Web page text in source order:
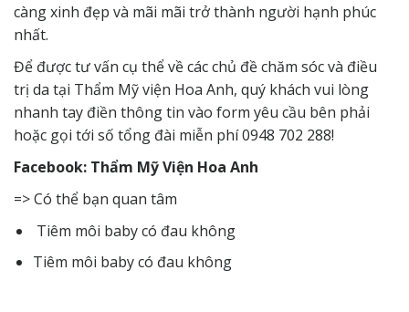
càng xinh đẹp và mãi mãi trở thành người hạnh phúc
nhất.
Để được tư vấn cụ thể về các chủ đề chăm sóc và điều
trị da tại Thẩm Mỹ viện Hoa Anh, quý khách vui lòng
nhanh tay điền thông tin vào form yêu cầu bên phải
hoặc gọi tới số tổng đài miễn phí 0948 702 288!
Facebook: Thẩm Mỹ Viện Hoa Anh
=> Có thể bạn quan tâm
Tiêm môi baby có đau không
Tiêm môi baby có đau không